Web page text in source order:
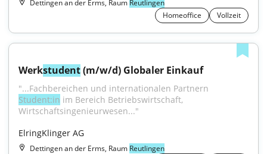
Dettingen an der Erms, Raum Reutlingen
Homeoffice
Vollzeit
Werkstudent (m/w/d) Globaler Einkauf
Student:in im Bereich Betriebswirtschaft,
Wirtschaftsingenieurwesen..."
ElringKlinger AG
Dettingen an der Erms, Raum Reutlingen